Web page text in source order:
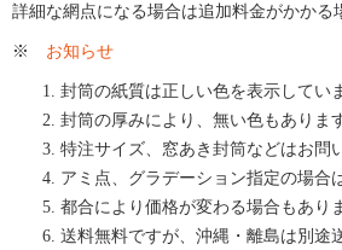
詳細な網点になる場合は追加料金がかかる
※ お知らせ
封筒の紙質は正しい色を表示してい
封筒の厚みにより、無い色もありま
特注サイズ、窓あき封筒などはお問
アミ点、グラデーション指定の場合
都合により価格が変わる場合もあり
送料無料ですが、沖縄・離島は別途